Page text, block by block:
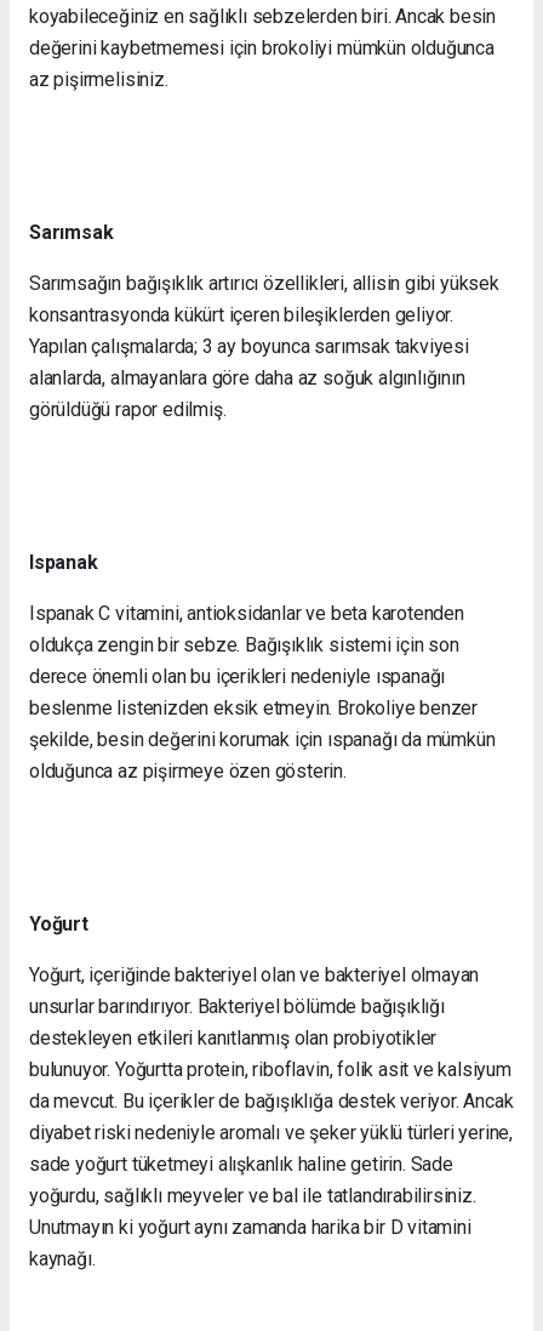
koyabileceğiniz en sağlıklı sebzelerden biri. Ancak besin
değerini kaybetmemesi için brokoliyi mümkün olduğunca
az pişirmelisiniz.
Sarımsak
Sarımsağın bağışıklık artırıcı özellikleri, allisin gibi yüksek
konsantrasyonda kükürt içeren bileşiklerden geliyor.
Yapılan çalışmalarda; 3 ay boyunca sarımsak takviyesi
alanlarda, almayanlara göre daha az soğuk algınlığının
görüldüğü rapor edilmiş.
Ispanak
Ispanak C vitamini, antioksidanlar ve beta karotenden
oldukça zengin bir sebze. Bağışıklık sistemi için son
derece önemli olan bu içerikleri nedeniyle ıspanağı
beslenme listenizden eksik etmeyin. Brokoliye benzer
şekilde, besin değerini korumak için ıspanağı da mümkün
olduğunca az pişirmeye özen gösterin.
Yoğurt
Yoğurt, içeriğinde bakteriyel olan ve bakteriyel olmayan
unsurlar barındırıyor. Bakteriyel bölümde bağışıklığı
destekleyen etkileri kanıtlanmış olan probiyotikler
bulunuyor. Yoğurtta protein, riboflavin, folik asit ve kalsiyum
da mevcut. Bu içerikler de bağışıklığa destek veriyor. Ancak
diyabet riski nedeniyle aromalı ve şeker yüklü türleri yerine,
sade yoğurt tüketmeyi alışkanlık haline getirin. Sade
yoğurdu, sağlıklı meyveler ve bal ile tatlandırabilirsiniz.
Unutmayın ki yoğurt aynı zamanda harika bir D vitamini
kaynağı.